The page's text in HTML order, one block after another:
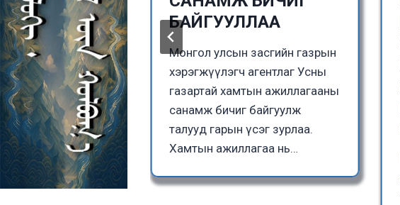
Гэр бүл,
Сайдын 2025 оны
өдрийн Үндэсний
ангилал ба
БАЙГУУЛЛАА
Монгол улсын засгийн газрын
хэрэгжүүлэгч агентлаг Усны
газартай хамтын ажиллагааны
санамж бичиг байгуулж
талууд гарын үсэг зурлаа.
Хамтын ажиллагаа нь…